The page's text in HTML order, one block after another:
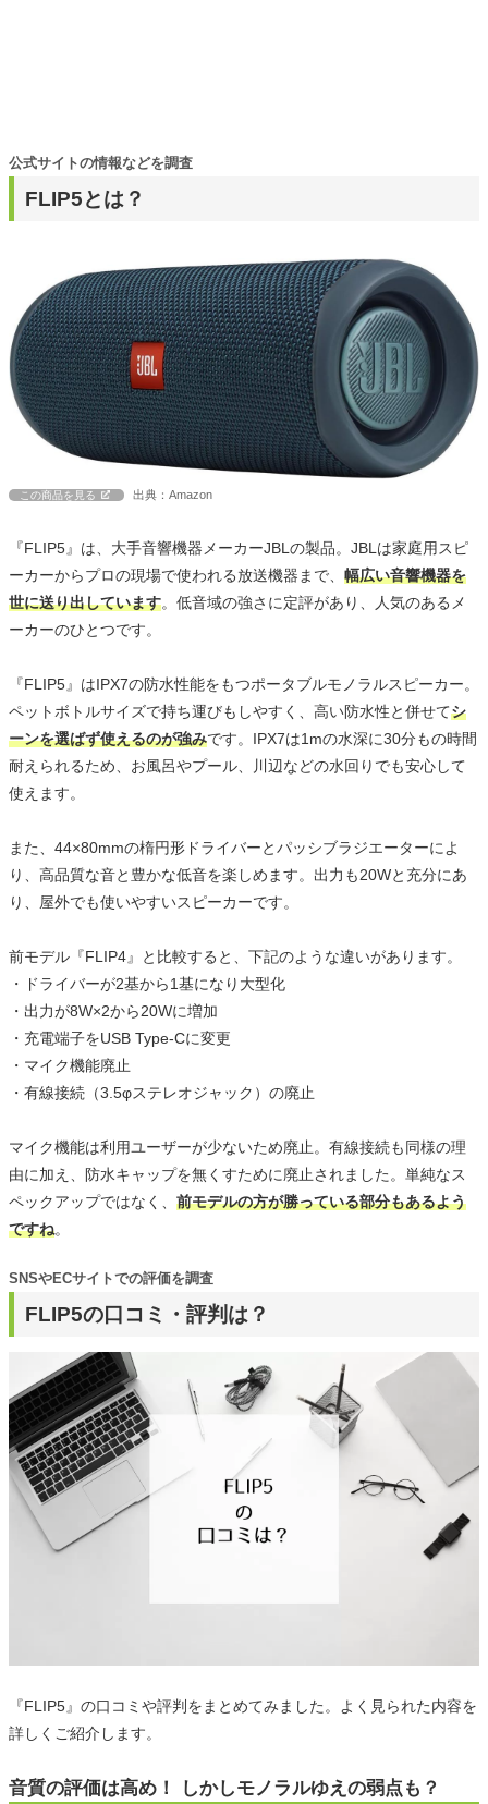
FLIP5とは？
公式サイトの情報などを調査
この商品を見る 出典：Amazon
『FLIP5』は、大手音響機器メーカーJBLの製品。JBLは家庭用スピ
ーカーからプロの現場で使われる放送機器まで、 幅広い音響機器を
世に送り出しています。低音域の強さに定評があり、人気のあるメ
ーカーのひとつです。
『FLIP5』はIPX7の防水性能をもつポータブルモノラルスピーカー。
ペットボトルサイズで持ち運びもしやすく、高い防水性と併せてシ
ーンを選ばず使えるのが強みです。IPX7は1mの水深に30分もの時間
耐えられるため、お風呂やプール、川辺などの水回りでも安心して
使えます。
また、44×80mmの楕円形ドライバーとパッシブラジエーターによ
り、高品質な音と豊かな低音を楽しめます。出力も20Wと充分にあ
り、屋外でも使いやすいスピーカーです。
前モデル『FLIP4』と比較すると、下記のような違いがあります。
・ドライバーが2基から1基になり大型化
・出力が8W×2から20Wに増加
・充電端子をUSB Type-Cに変更
・マイク機能廃止
・有線接続（3.5φステレオジャック）の廃止
マイク機能は利用ユーザーが少ないため廃止。有線接続も同様の理
由に加え、防水キャップを無くすために廃止されました。単純なス
ペックアップではなく、 前モデルの方が勝っている部分もあるよう
ですね。
FLIP5の口コミ・評判は？
SNSやECサイトでの評価を調査
『FLIP5』の口コミや評判をまとめてみました。よく見られた内容を
詳しくご紹介します。
音質の評価は高め！ しかしモノラルゆえの弱点も？